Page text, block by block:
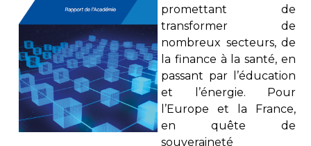
promettant de
transformer de
nombreux secteurs, de
la finance à la santé, en
passant par l’éducation
et l’énergie. Pour
l’Europe et la France,
en quête de
souveraineté